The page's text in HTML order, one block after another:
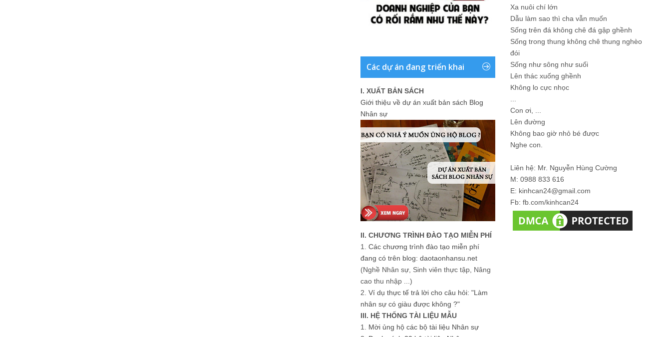
Các dự án đang triển khai
I. XUẤT BẢN SÁCH
Giới thiệu về dự án xuất bản sách Blog
Nhân sự
II. CHƯƠNG TRÌNH ĐÀO TẠO MIỄN PHÍ
1. Các chương trình đào tạo miễn phí
đang có trên blog: daotaonhansu.net
(Nghề Nhân sự, Sinh viên thực tập, Nâng
cao thu nhập ...)
2. Ví dụ thực tế trả lời cho câu hỏi: "Làm
nhân sự có giàu được không ?"
III. HỆ THỐNG TÀI LIỆU MẪU
1. Mời ủng hộ các bộ tài liệu Nhân sự
Xa nuôi chí lớn
Dẫu làm sao thì cha vẫn muốn
Sống trên đá không chê đá gập ghềnh
Sống trong thung không chê thung nghèo
đói
Sống như sông như suối
Lên thác xuống ghềnh
Không lo cực nhọc
Con ơi, ...
Lên đường
Không bao giờ nhỏ bé được
Nghe con.
Liên hệ: Mr. Nguyễn Hùng Cường
M: 0988 833 616
E: kinhcan24@gmail.com
Fb: fb.com/kinhcan24